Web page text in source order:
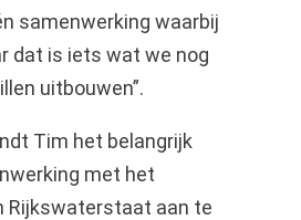
samenwerking waarbij
dat is iets wat we nog
uitbouwen”.
Tim het belangrijk
met het
Rijkswaterstaat aan te